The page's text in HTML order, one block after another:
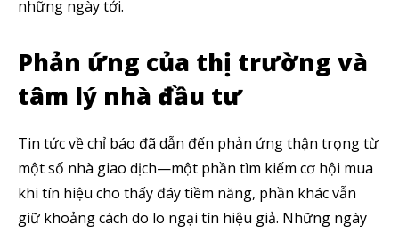
những ngày tới.
Phản ứng của thị trường và
tâm lý nhà đầu tư
Tin tức về chỉ báo đã dẫn đến phản ứng thận trọng từ
một số nhà giao dịch—một phần tìm kiếm cơ hội mua
khi tín hiệu cho thấy đáy tiềm năng, phần khác vẫn
giữ khoảng cách do lo ngại tín hiệu giả. Những ngày